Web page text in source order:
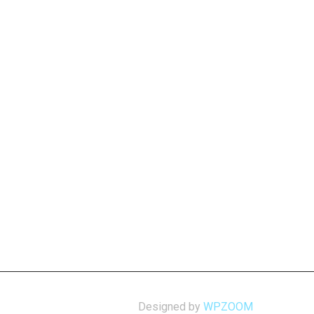
Designed by WPZOOM